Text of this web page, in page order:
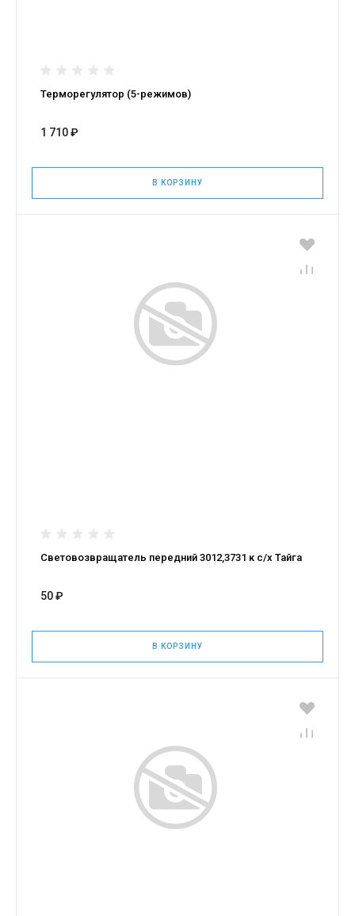
Терморегулятор (5-режимов)
1 710 ₽
В КОРЗИНУ
Световозвращатель передний 3012,3731 к с/х Тайга
50 ₽
В КОРЗИНУ